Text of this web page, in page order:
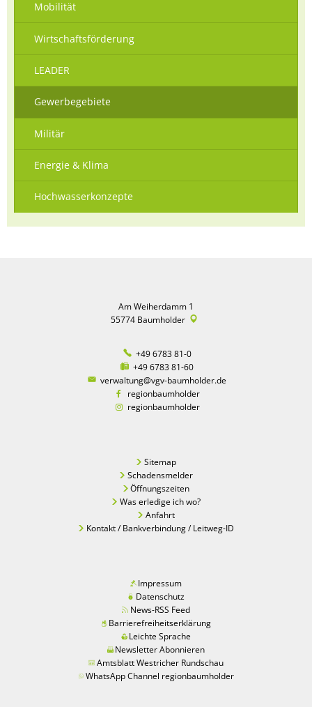
Mobilität
Wirtschaftsförderung
LEADER
Gewerbegebiete
Militär
Energie & Klima
Hochwasserkonzepte
Am Weiherdamm 1
55774 Baumholder
+49 6783 81-0
+49 6783 81-60
verwaltung@vgv-baumholder.de
regionbaumholder
regionbaumholder
Sitemap
Schadensmelder
Öffnungszeiten
Was erledige ich wo?
Anfahrt
Kontakt / Bankverbindung / Leitweg-ID
Impressum
Datenschutz
News-RSS Feed
Barrierefreiheitserklärung
Leichte Sprache
Newsletter Abonnieren
Amtsblatt Westricher Rundschau
WhatsApp Channel regionbaumholder